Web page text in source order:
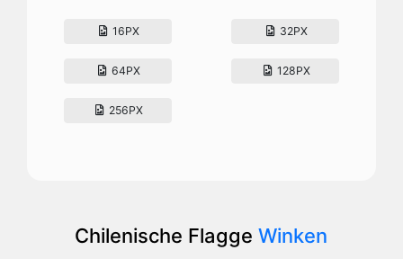
16PX 32PX
64PX 128PX
256PX
Chilenische FlaggeWinken